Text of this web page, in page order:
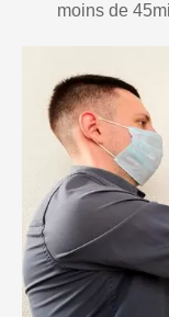
moins de